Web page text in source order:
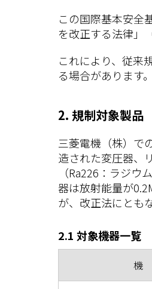
この国際基本安全
を改正する法律」
これにより、従来
る場合があります。
2. 規制対象製品
三菱電機（株）で
造された変圧器、
（Ra226：ラジ
器は放射能量が
が、改正法にとも
2.1 対象機器一覧
機